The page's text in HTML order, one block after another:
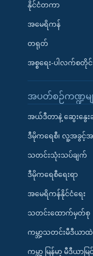
နိုင်ငံတကာ
အမေရိကန်
တရုတ်
အစ္စရေး-ပါလက်စတိုင်
အပတ်စဉ်ကဏ္ဍမျ
အယ်ဒီတာနဲ့ ဆွေးနွေးခ
ဒီမိုကရေစီ၊ လူ့အခွင့်အ
သတင်းသုံးသပ်ချက်
ဒီမိုကရေစီရေးရာ
အမေရိကန်နိုင်ငံရေး
သတင်းထောက်မှတ်စု
ကမ္ဘာ့သတင်းမီဒီယာ
ကမ္ဘာ့ မြန်မာ့ မီဒီယာ